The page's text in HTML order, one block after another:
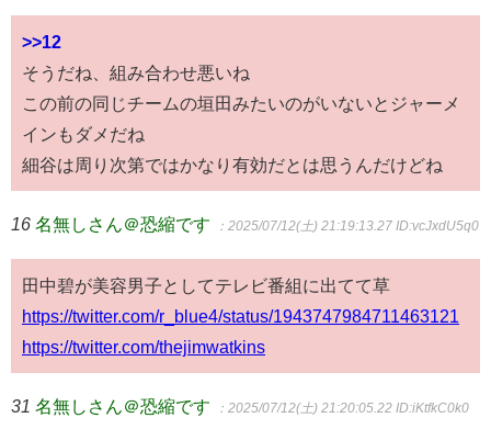
>>12
そうだね、組み合わせ悪いね
この前の同じチームの垣田みたいのがいないとジャーメ
インもダメだね
細谷は周り次第ではかなり有効だとは思うんだけどね
16 名無しさん＠恐縮です ：2025/07/12(土) 21:19:13.27 ID:vcJxdU5q0
田中碧が美容男子としてテレビ番組に出てて草
https://twitter.com/r_blue4/status/1943747984711463121
https://twitter.com/thejimwatkins
31 名無しさん＠恐縮です ：2025/07/12(土) 21:20:05.22 ID:iKtfkC0k0